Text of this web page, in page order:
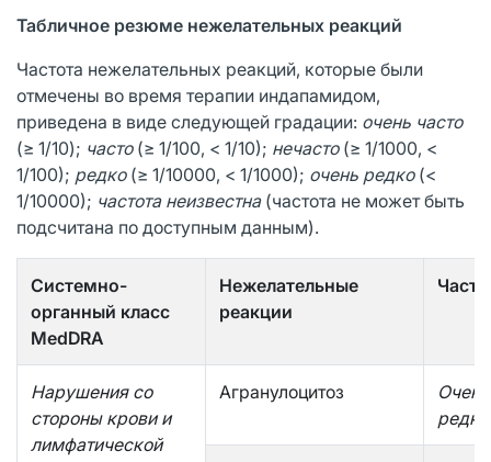
Табличное резюме нежелательных реакций
Частота нежелательных реакций, которые были
отмечены во время терапии индапамидом,
приведена в виде следующей градации: очень часто
(≥ 1/10); часто(≥ 1/100, < 1/10); нечасто (≥ 1/1000, <
1/100); редко(≥ 1/10000, < 1/1000); очень редко(<
1/10000); частота неизвестна (частота не может быть
подсчитана по доступным данным).
Системно-
органный класс
MedDRA
Нежелательные
реакции
Нарушения со
стороны крови и
лимфатической
Агранулоцитоз
Очень
редко